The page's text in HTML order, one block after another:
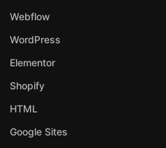
Webflow
WordPress
Elementor
Shopify
HTML
Google Sites